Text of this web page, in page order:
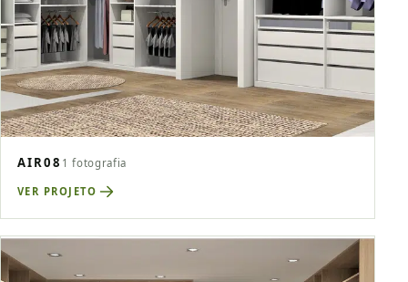
AIR08 1 fotografia
VER PROJETO